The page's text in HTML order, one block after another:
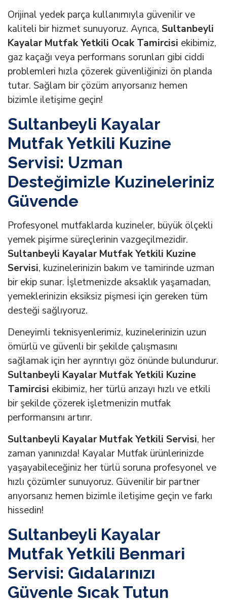
Orijinal yedek parça kullanımıyla güvenilir ve
kaliteli bir hizmet sunuyoruz. Ayrıca, Sultanbeyli
Kayalar Mutfak Yetkili Ocak Tamircisi ekibimiz,
gaz kaçağı veya performans sorunları gibi ciddi
problemleri hızla çözerek güvenliğinizi ön planda
tutar. Sağlam bir çözüm arıyorsanız hemen
bizimle iletişime geçin!
Sultanbeyli Kayalar
Mutfak Yetkili Kuzine
Servisi: Uzman
Desteğimizle Kuzineleriniz
Güvende
Profesyonel mutfaklarda kuzineler, büyük ölçekli
yemek pişirme süreçlerinin vazgeçilmezidir.
Sultanbeyli Kayalar Mutfak Yetkili Kuzine
Servisi, kuzinelerinizin bakım ve tamirinde uzman
bir ekip sunar. İşletmenizde aksaklık yaşamadan,
yemeklerinizin eksiksiz pişmesi için gereken tüm
desteği sağlıyoruz.
Deneyimli teknisyenlerimiz, kuzinelerinizin uzun
ömürlü ve güvenli bir şekilde çalışmasını
sağlamak için her ayrıntıyı göz önünde bulundurur.
Sultanbeyli Kayalar Mutfak Yetkili Kuzine
Tamircisi ekibimiz, her türlü arızayı hızlı ve etkili
bir şekilde çözerek işletmenizin mutfak
performansını artırır.
Sultanbeyli Kayalar Mutfak Yetkili Servisi, her
zaman yanınızda! Kayalar Mutfak ürünlerinizde
yaşayabileceğiniz her türlü soruna profesyonel ve
hızlı çözümler sunuyoruz. Güvenilir bir partner
arıyorsanız hemen bizimle iletişime geçin ve farkı
hissedin!
Sultanbeyli Kayalar
Mutfak Yetkili Benmari
Servisi: Gıdalarınızı
Güvenle Sıcak Tutun